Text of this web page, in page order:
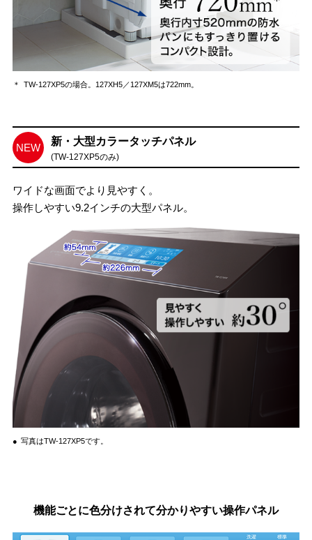
＊ TW-127XP5の場合。127XH5／127XM5は722mm。
NEW 新・大型カラータッチパネル
(TW-127XP5のみ)
ワイドな画面でより見やすく。
操作しやすい9.2インチの大型パネル。
● 写真はTW-127XP5です。
機能ごとに色分けされて分かりやすい操作パネル